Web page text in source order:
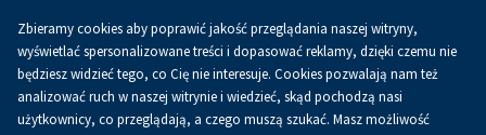
PL
Zbieramy cookies aby poprawić jakość przeglądania naszej witryny,
wyświetlać spersonalizowane treści i dopasować reklamy, dzięki czemu nie
będziesz widzieć tego, co Cię nie interesuje. Cookies pozwalają nam też
analizować ruch w naszej witrynie i wiedzieć, skąd pochodzą nasi
użytkownicy, co przeglądają, a czego muszą szukać. Masz możliwość